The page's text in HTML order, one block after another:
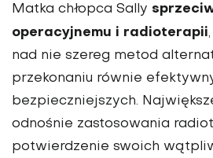
Matka chłopca Sally
operacyjnemu i radioterapii
nad nie szereg metod
przekonaniu równie
bezpieczniejszych.
odnośnie zastosowania
potwierdzenie swoich